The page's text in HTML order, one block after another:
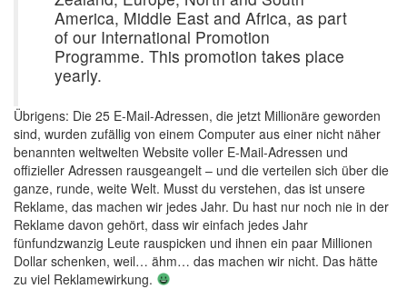
America, Middle East and Africa, as part
of our International Promotion
Programme. This promotion takes place
yearly.
Übrigens: Die 25 E-Mail-Adressen, die jetzt Millionäre geworden
sind, wurden zufällig von einem Computer aus einer nicht näher
benannten weltwelten Website voller E-Mail-Adressen und
offizieller Adressen rausgeangelt – und die verteilen sich über die
ganze, runde, weite Welt. Musst du verstehen, das ist unsere
Reklame, das machen wir jedes Jahr. Du hast nur noch nie in der
Reklame davon gehört, dass wir einfach jedes Jahr
fünfundzwanzig Leute rauspicken und ihnen ein paar Millionen
Dollar schenken, weil… ähm… das machen wir nicht. Das hätte
zu viel Reklamewirkung.